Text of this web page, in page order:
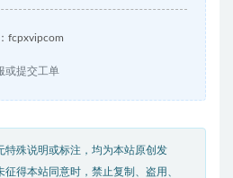
fcpxvipcom
或提交工单
特殊说明或标注，均为本站原创发
得本站同意时，禁止复制、盗用、